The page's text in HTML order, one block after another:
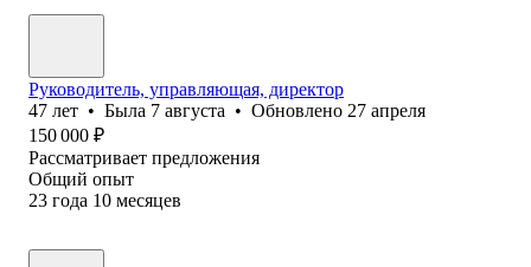
Руководитель, управляющая, директор
47 лет • Была 7 августа • Обновлено 27 апреля
150 000 ₽
Рассматривает предложения
Общий опыт
23 года 10 месяцев